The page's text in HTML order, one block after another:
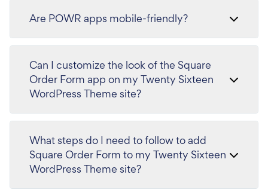
Are POWR apps mobile-friendly?
Can I customize the look of the Square
Order Form app on my Twenty Sixteen
WordPress Theme site?
What steps do I need to follow to add
Square Order Form to my Twenty Sixteen
WordPress Theme site?